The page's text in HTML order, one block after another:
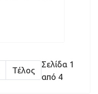
Τέλος
Σελίδα 1
από 4